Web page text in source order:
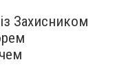
Захисником